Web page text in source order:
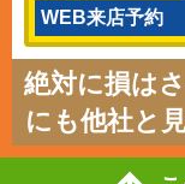
WEB来店予約
絶対に損は
にも他社と